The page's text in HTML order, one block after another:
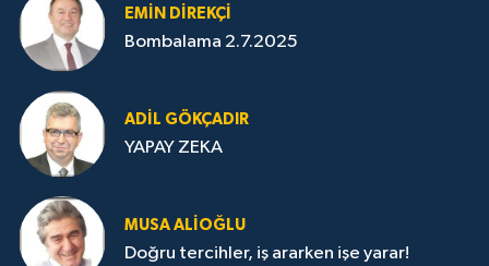
EMIN DIREKÇI
Bombalama 2.7.2025
ADIL GÖKÇADIR
YAPAY ZEKA
MUSA ALIOĞLU
Doğru tercihler, iş ararken işe yarar!